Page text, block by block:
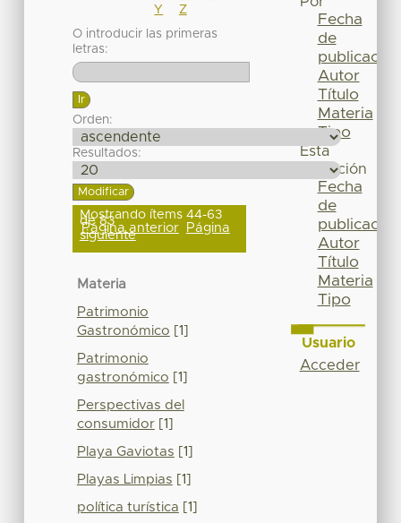
Y
Z
O introducir las primeras
letras:
Orden:
Resultados:
Mostrando ítems 44-63
de 83
Página anterior Página
siguiente
Materia
Patrimonio
Gastronómico [1]
Patrimonio
gastronómico [1]
Perspectivas del
consumidor[1]
Playa Gaviotas [1]
Playas Limpias [1]
política turística [1]
Fecha
de
publicación
Autor
Título
Materia
Tipo
Esta
colección
Fecha
de
publicación
Autor
Título
Materia
Tipo
Usuario
Acceder